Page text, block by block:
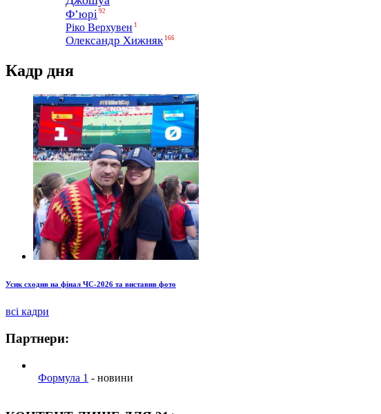
Ф’юрі 92
Ріко Верхувен 1
Олександр Хижняк 166
Кадр дня
Усик сходив на фінал ЧС-2026 та виставив фото
всі кадри
Партнери:
Формула 1 - новини